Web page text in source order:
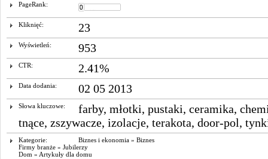
PageRank:
Kliknięć: 23
Wyświetleń: 953
CTR: 2.41%
Data dodania: 02 05 2013
Słowa kluczowe: farby, młotki, pustaki, ceramika,
tnące, zszywacze, izolacje, terakota, door-pol,
Kategorie: Biznes i ekonomia » Biznes
Firmy branże » Jubilerzy
Dom » Artykuły dla domu